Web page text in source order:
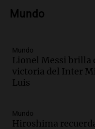
al mercado
Audio.
Mundial de
récords y
Amamos Argentina
Audio.
accidente fatal
Mundo
Mundo
Lionel Messi brilla
victoria del Inter
Luis
Mundo
Hiroshima